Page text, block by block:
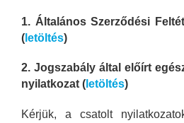
1. Általános Szerződési
( letöltés)
2. Jogszabály által előírt
nyilatkozat ( letöltés)
Kérjük, a csatolt